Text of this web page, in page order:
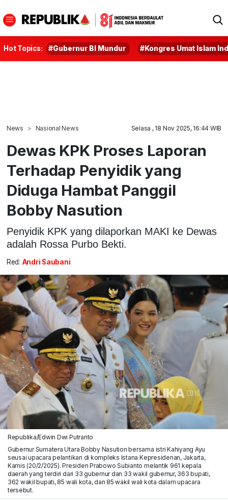
Hot Topics: #Gubernur BI Mundur #Kongres Umat Islam
News Nasional News Selasa , 18 Nov 2025, 16:44 WIB
Dewas KPK Proses Laporan
Terhadap Penyidik yang
Diduga Hambat Panggil
Bobby Nasution
Penyidik KPK yang dilaporkan MAKI ke Dewas
adalah Rossa Purbo Bekti.
Red: Andri Saubani
Republika/Edwin Dwi Putranto
Gubernur Sumatera Utara Bobby Nasution bersama istri Kahiyang Ayu
seusai upacara pelantikan di kompleks Istana Kepresidenan, Jakarta,
Kamis (20/2/2025). Presiden Prabowo Subianto melantik 961 kepala
daerah yang terdiri dari 33 gubernur dan 33 wakil gubernur, 363 bupati,
362 wakil bupati, 85 wali kota, dan 85 wakil wali kota dalam upacara
tersebut.